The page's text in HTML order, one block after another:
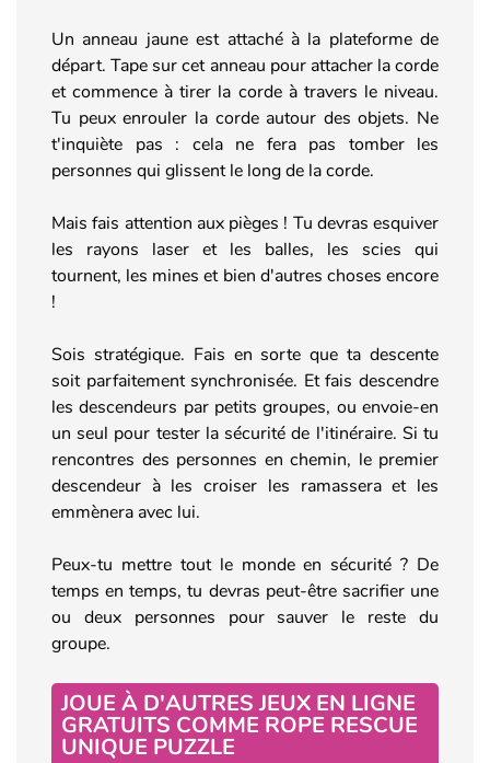
Un anneau jaune est attaché à la plateforme de
départ. Tape sur cet anneau pour attacher la corde
et commence à tirer la corde à travers le niveau.
Tu peux enrouler la corde autour des objets. Ne
t'inquiète pas : cela ne fera pas tomber les
personnes qui glissent le long de la corde.
Mais fais attention aux pièges ! Tu devras esquiver
les rayons laser et les balles, les scies qui
tournent, les mines et bien d'autres choses encore
!
Sois stratégique. Fais en sorte que ta descente
soit parfaitement synchronisée. Et fais descendre
les descendeurs par petits groupes, ou envoie-en
un seul pour tester la sécurité de l'itinéraire. Si tu
rencontres des personnes en chemin, le premier
descendeur à les croiser les ramassera et les
emmènera avec lui.
Peux-tu mettre tout le monde en sécurité ? De
temps en temps, tu devras peut-être sacrifier une
ou deux personnes pour sauver le reste du
groupe.
JOUE À D'AUTRES JEUX EN LIGNE
GRATUITS COMME ROPE RESCUE
UNIQUE PUZZLE